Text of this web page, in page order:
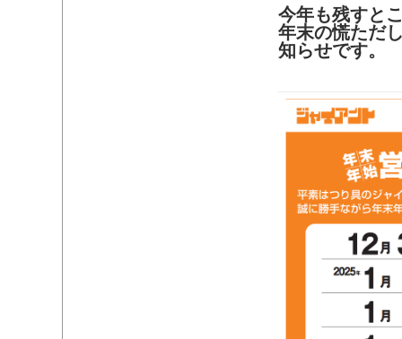
今年も残すと
年末の慌ただ
知らせです。